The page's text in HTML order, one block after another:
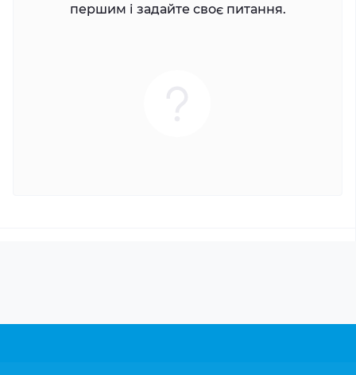
першим і задайте своє питання.